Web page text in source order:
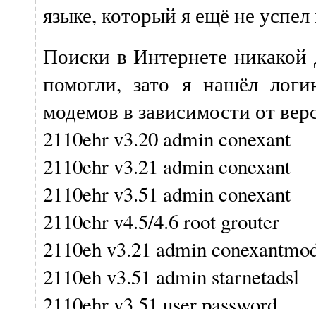
языке, который я ещё не
Поиски в Интернете
помогли, зато я нашёл
модемов в зависимости от
2110ehr v3.20 admin conexant
2110ehr v3.21 admin conexant
2110ehr v3.51 admin conexant
2110ehr v4.5/4.6 root grouter
2110eh v3.21 admin
2110eh v3.51 admin starnetadsl